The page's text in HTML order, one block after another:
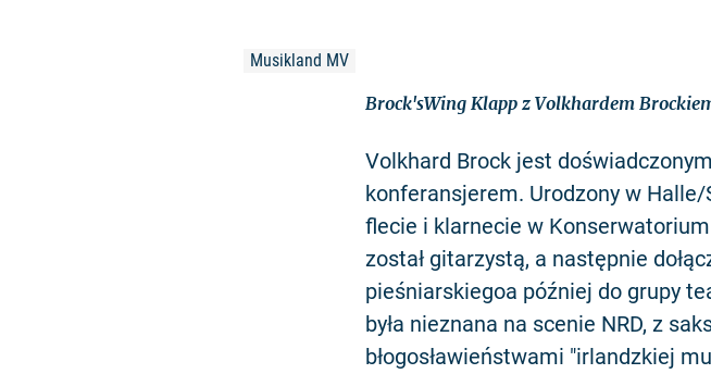
Musikland MV
Brock'sWing Klapp z Volkhardem
Volkhard Brock jest
konferansjerem. Urodzony w Halle/
flecie i klarnecie w
został gitarzystą, a następnie
pieśniarskiegoa później do grupy
była nieznana na scenie NRD, z
błogosławieństwami "irlandzkiej